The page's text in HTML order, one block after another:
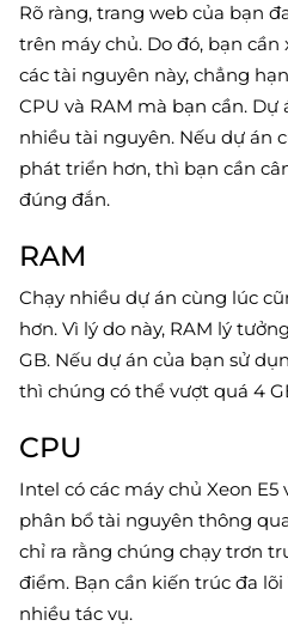
Rõ ràng, trang web của bạn
trên máy chủ. Do đó, bạn
các tài nguyên này, chẳng
CPU và RAM mà bạn cần.
nhiều tài nguyên. Nếu dự án
phát triển hơn, thì bạn cần
đúng đắn.
RAM
Chạy nhiều dự án cùng lúc
hơn. Vì lý do này, RAM lý
GB. Nếu dự án của bạn sử
thì chúng có thể vượt quá 4
CPU
Intel có các máy chủ Xeon E5
phân bổ tài nguyên thông
chỉ ra rằng chúng chạy trơn
điểm. Bạn cần kiến ​​trúc đa
nhiều tác vụ.